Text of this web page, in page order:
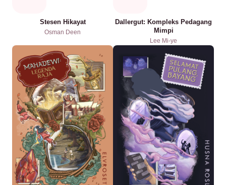
Stesen Hikayat
Osman Deen
Dallergut: Kompleks Pedagang
Mimpi
Lee Mi-ye